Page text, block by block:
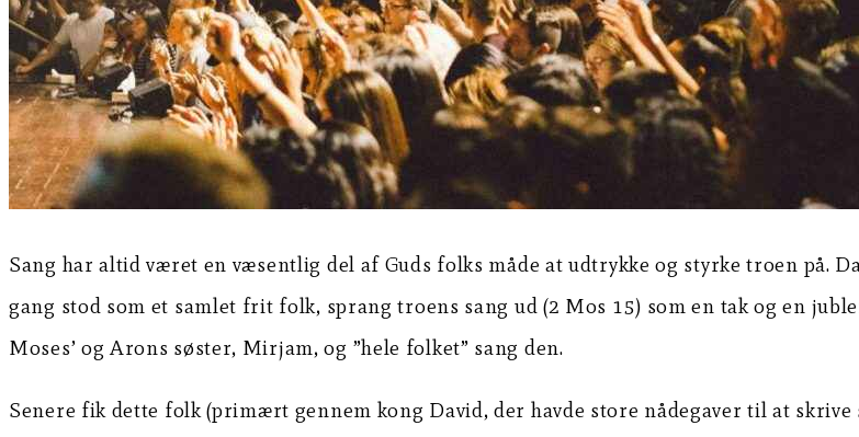
Sang har altid været en væsentlig del af Guds folks måde at udtrykke og styrke troen på.
gang stod som et samlet frit folk, sprang troens sang ud (2 Mos 15) som en tak og en
Moses’ og Arons søster, Mirjam, og ”hele folket” sang den.
Senere fik dette folk (primært gennem kong David, der havde store nådegaver til at